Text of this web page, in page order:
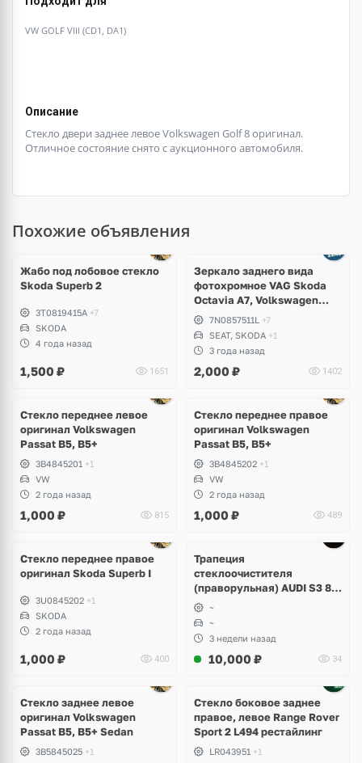
VW GOLF VIII (CD1, DA1)
Описание
Стекло двери заднее левое Volkswagen Golf 8 оригинал.
Отличное состояние снято с аукционного автомобиля.
Похожие объявления
Жабо под лобовое стекло
Skoda Superb 2
3T0819415A +7
SKODA
4 года назад
1,500 ₽ 1651
Зеркало заднего вида
фотохромное VAG Skoda
Octavia A7, Volkswagen
Passat CC, Golf 7, e-Golf,
Sharan, Seat Leon,
Alhambra
7N0857511L
+7
SEAT, SKODA +1
3 года назад
2,000 ₽ 1402
Стекло переднее левое
оригинал Volkswagen
Passat B5, B5+
3B4845201 +1
VW
2 года назад
1,000 ₽ 815
Стекло переднее правое
оригинал Volkswagen
Passat B5, B5+
3B4845202 +1
VW
2 года назад
1,000 ₽ 489
Стекло переднее правое
оригинал Skoda Superb I
3U0845202 +1
SKODA
2 года назад
1,000 ₽ 400
Трапеция
стеклоочистителя
(праворульная) AUDI S3 8Y
8Y2955023B
~
~
3 недели назад
10,000 ₽ 34
Стекло заднее левое
оригинал Volkswagen
Passat B5, B5+ Sedan
3B5845025 +1
Стекло боковое заднее
правое, левое Range Rover
Sport 2 L494 рестайлинг
LR043951 +1